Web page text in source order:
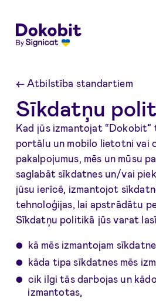
←Atbilstība standartiem
Sīkdatņu
Kad jūs izmantojat “Dokobit”
portālu un mobilo lietotni vai
pakalpojumus, mēs un mūsu
saglabāt sīkdatnes un/vai
jūsu ierīcē, izmantojot
tehnoloģijas, lai apstrādātu
Sīkdatņu politikā jūs varat
kā mēs izmantojam
kāda tipa sīkdatnes mēs
cik ilgi tās darbojas un
izmantotas,